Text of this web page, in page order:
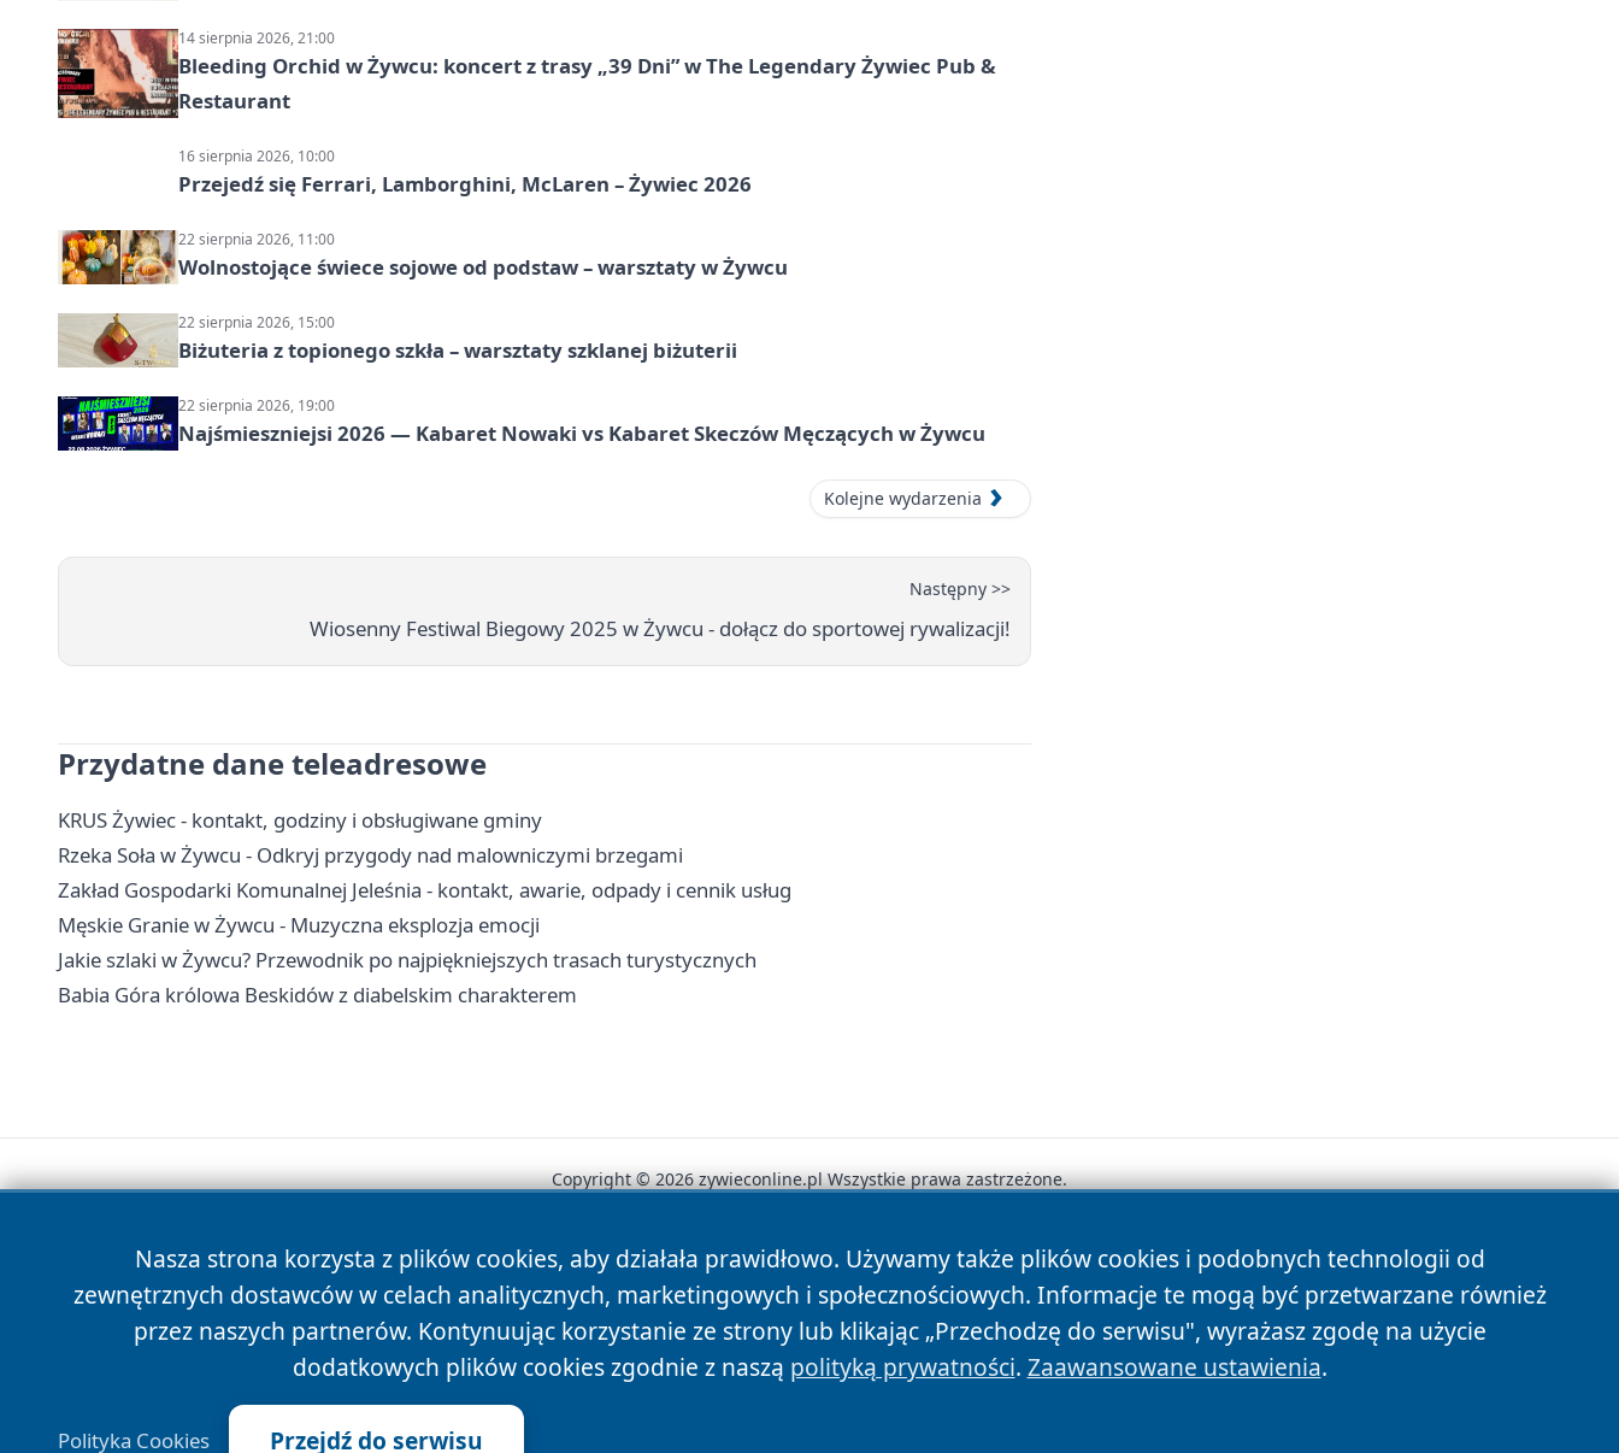
14 sierpnia 2026, 21:00
Bleeding Orchid w Żywcu: koncert z trasy „39 Dni” w The Legendary Żywiec Pub &
Restaurant
16 sierpnia 2026, 10:00
Przejedź się Ferrari, Lamborghini, McLaren – Żywiec 2026
22 sierpnia 2026, 11:00
Wolnostojące świece sojowe od podstaw – warsztaty w Żywcu
22 sierpnia 2026, 15:00
Biżuteria z topionego szkła – warsztaty szklanej biżuterii
22 sierpnia 2026, 19:00
Najśmieszniejsi 2026 — Kabaret Nowaki vs Kabaret Skeczów Męczących w Żywcu
Kolejne wydarzenia
Następny >>
Wiosenny Festiwal Biegowy 2025 w Żywcu - dołącz do sportowej rywalizacji!
Przydatne dane teleadresowe
KRUS Żywiec - kontakt, godziny i obsługiwane gminy
Rzeka Soła w Żywcu - Odkryj przygody nad malowniczymi brzegami
Zakład Gospodarki Komunalnej Jeleśnia - kontakt, awarie, odpady i cennik usług
Męskie Granie w Żywcu - Muzyczna eksplozja emocji
Jakie szlaki w Żywcu? Przewodnik po najpiękniejszych trasach turystycznych
Babia Góra królowa Beskidów z diabelskim charakterem
Nasza strona korzysta z plików cookies, aby działała prawidłowo. Używamy także plików cookies i podobnych technologii od
zewnętrznych dostawców w celach analitycznych, marketingowych i społecznościowych. Informacje te mogą być przetwarzane również
przez naszych partnerów. Kontynuując korzystanie ze strony lub klikając „Przechodzę do serwisu", wyrażasz zgodę na użycie
dodatkowych plików cookies zgodnie z naszą polityką prywatności. Zaawansowane ustawienia.
Polityka Cookies Przejdź do serwisu
Copyright © 2026 zywieconline.pl Wszystkie prawa zastrzeżone.
News Autorzy Polityka Prywatności Polityka Cookies